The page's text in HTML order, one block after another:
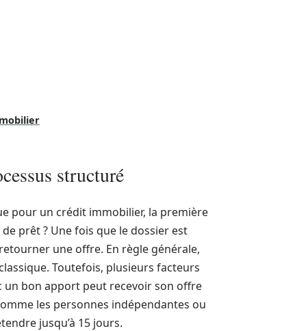
structuré
pour un crédit immobilier, la première
prêt ? Une fois que le dossier est
une offre. En règle générale,
Toutefois, plusieurs facteurs
un bon apport peut recevoir son offre
les personnes indépendantes ou
jusqu’à 15 jours.